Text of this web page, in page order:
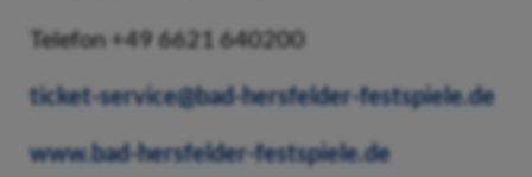
Telefon +49 6621 640200
ticket-service@bad-hersfelder-festspiele.de
www.bad-hersfelder-festspiele.de